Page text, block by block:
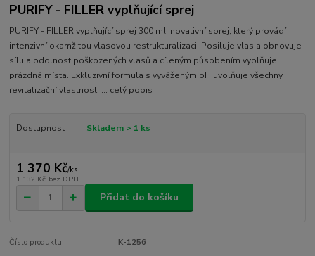
PURIFY - FILLER vyplňující sprej
PURIFY - FILLER vyplňující sprej 300 ml Inovativní sprej, který provádí
intenzivní okamžitou vlasovou restrukturalizaci. Posiluje vlas a obnovuje
sílu a odolnost poškozených vlasů a cíleným působením vyplňuje
prázdná místa. Exkluzivní formula s vyváženým pH uvolňuje všechny
revitalizační vlastnosti ... celý popis
Dostupnost Skladem > 1 ks
1 370 Kč/ks
1 132 Kč bez DPH
Přidat do košíku
Číslo produktu: K-1256